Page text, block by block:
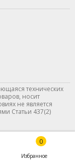
технических
носит
не является
Статьи 437(2)
0
Избранное